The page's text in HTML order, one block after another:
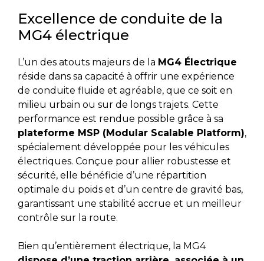
Excellence de conduite de la
MG4 électrique
L’un des atouts majeurs de la MG4 Électrique
réside dans sa capacité à offrir une expérience
de conduite fluide et agréable, que ce soit en
milieu urbain ou sur de longs trajets. Cette
performance est rendue possible grâce à sa
plateforme MSP (Modular Scalable Platform),
spécialement développée pour les véhicules
électriques. Conçue pour allier robustesse et
sécurité, elle bénéficie d’une répartition
optimale du poids et d’un centre de gravité bas,
garantissant une stabilité accrue et un meilleur
contrôle sur la route.
Bien qu’entièrement électrique, la MG4